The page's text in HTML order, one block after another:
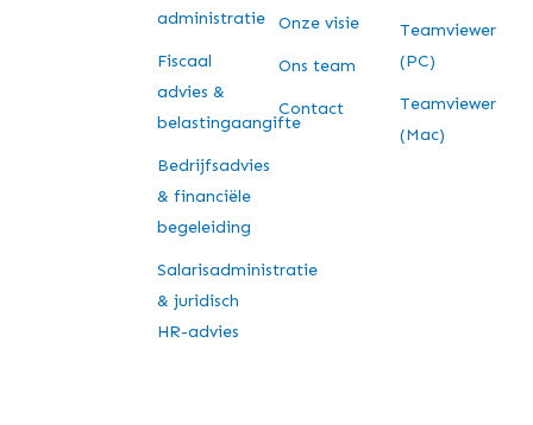
administratie
Fiscaal
advies &
belastingaangifte
Bedrijfsadvies
& financiële
begeleiding
Salarisadministratie
& juridisch
HR-advies
Onze visie
Ons team
Contact
Teamviewer
(PC)
Teamviewer
(Mac)